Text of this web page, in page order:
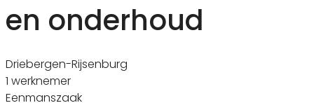
en onderhoud
Driebergen-Rijsenburg
1 werknemer
Eenmanszaak